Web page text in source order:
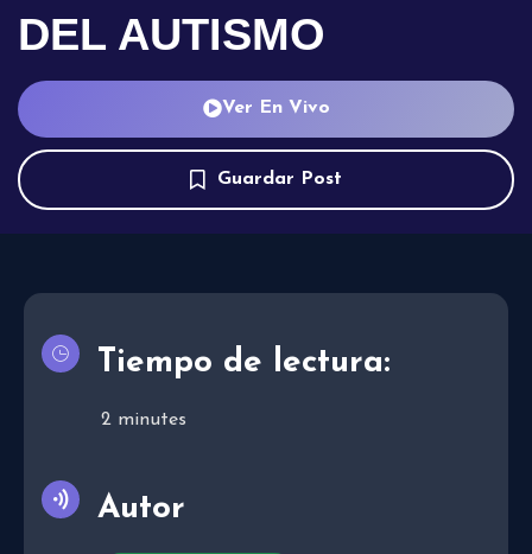
DEL AUTISMO
Ver En Vivo
Guardar Post
Tiempo de lectura:
2 minutes
Autor